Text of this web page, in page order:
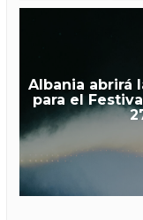
Albania abrirá
para el